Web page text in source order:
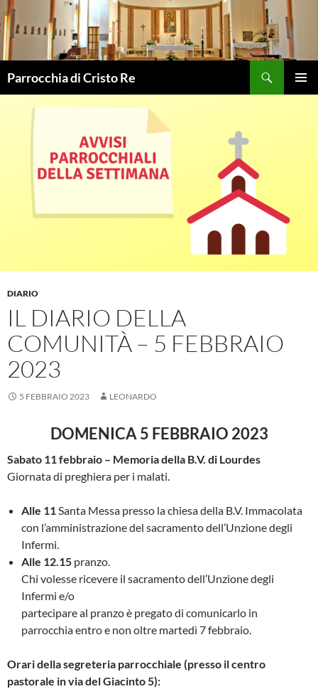
Vai
al
contenuto
Parrocchia di Cristo Re
DIARIO
IL DIARIO DELLA
COMUNITÀ – 5 FEBBRAIO
2023
5 FEBBRAIO 2023 LEONARDO
DOMENICA 5 FEBBRAIO 2023
Sabato 11 febbraio – Memoria della B.V. di Lourdes
Giornata di preghiera per i malati.
Alle 11Santa Messa presso la chiesa della B.V. Immacolata
con l’amministrazione del sacramento dell’Unzione degli
Infermi.
Alle 12.15 pranzo.
Chi volesse ricevere il sacramento dell’Unzione degli
Infermi e/o
partecipare al pranzo è pregato di comunicarlo in
parrocchia entro e non oltre martedì 7 febbraio.
Orari della segreteria parrocchiale (presso il centro
pastorale in via del Giacinto 5):